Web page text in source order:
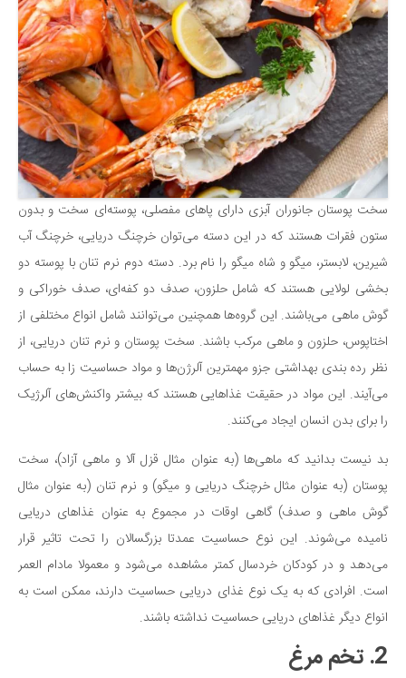
خودرو
سرگرمی
دانستنی‌ها
بازی
طنز
فال
مسابقه
اخبار
سخت پوستان جانوران آبزی دارای پاهای مفصلی، پوسته‌ای سخت و بدون
ستون فقرات هستند که در این دسته می‌توان خرچنگ دریایی، ​​خرچنگ آب
شیرین، لابستر، میگو و شاه میگو را نام برد. دسته دوم نرم تنان با پوسته دو
بخشی لولایی هستند که شامل حلزون، صدف دو کفه‌ای، صدف خوراکی و
گوش ماهی می‌باشند. این گروه‌ها همچنین می‌توانند شامل انواع مختلفی از
اختاپوس، حلزون و ماهی مرکب باشند. سخت پوستان و نرم تنان دریایی، از
نظر رده بندی بهداشتی جزو مهمترین آلرژن‌ها و مواد حساسیت زا به حساب
می‌آیند. این مواد در حقیقت غذاهایی هستند که بیشتر واکنش‌های آلرژیک
را برای بدن انسان ایجاد می‌کنند.
بد نیست بدانید که ماهی‌ها (به عنوان مثال قزل آلا و ماهی آزاد)، سخت
پوستان (به عنوان مثال خرچنگ دریایی و میگو) و نرم تنان (به عنوان مثال
گوش ماهی و صدف) گاهی اوقات در مجموع به عنوان غذاهای دریایی
نامیده می‌شوند. این نوع حساسیت عمدتا بزرگسالان را تحت تاثیر قرار
می‌دهد و در کودکان خردسال کمتر مشاهده می‌شود و معمولا مادام العمر
است. افرادی که به یک نوع غذای دریایی حساسیت دارند، ممکن است به
انواع دیگر غذاهای دریایی حساسیت نداشته باشند.
2. تخم مرغ